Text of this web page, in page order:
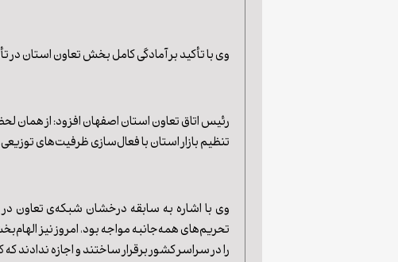
وی با تأکید بر آمادگی کامل بخش تعاون استان
رئیس اتاق تعاون استان اصفهان افزود: از همان
تنظیم بازار استان با فعال‌سازی ظرفیت‌های
وی با اشاره به سابقه درخشان شبکه‌ی تعاون
تحریم‌های همه‌جانبه مواجه بود، امروز نیز
را در سراسر کشور برقرار ساختند و اجازه ندادند